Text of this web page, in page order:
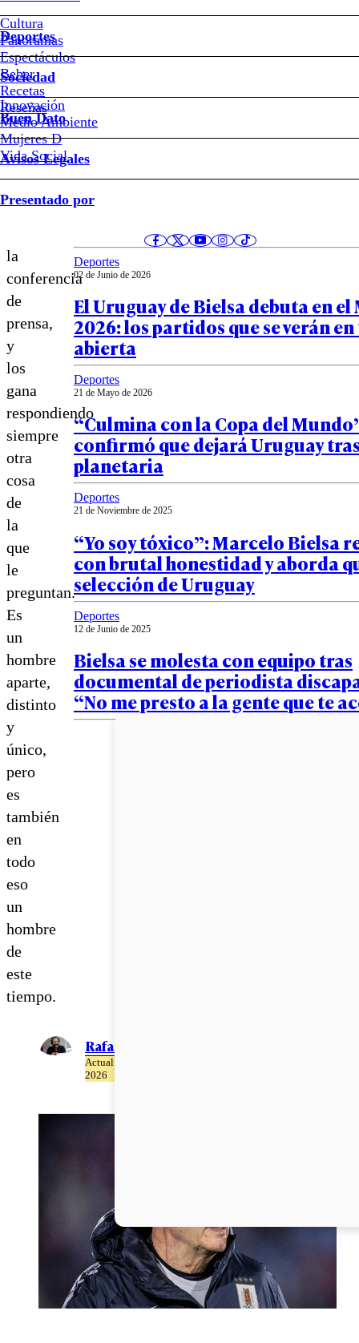
Cultura
Panoramas
Espectáculos
Beber
Recetas
Reseñas
Deportes
Sociedad
Innovación
Medio Ambiente
Mujeres D
Vida Social
Buen Dato
Avisos Legales
Presentado por
hombre
aparte
Bielsa
gana
partidos
la
conferencia
de
prensa,
y
los
gana
respondiendo
siempre
otra
cosa
de
la
que
le
preguntan.
Es
un
hombre
aparte,
distinto
y
único,
pero
es
también
en
todo
eso
un
hombre
de
este
tiempo.
Rafael Gumucio
Actualizado el 19 de Junio del
2026
Notas relacionadas
18 de Junio de 2026
Todos podemos ser Bielsa
Deportes
02 de Junio de 2026
El Uruguay de Bielsa debuta en
2026: los partidos que se verán
abierta
Deportes
21 de Mayo de 2026
“Culmina con la Copa del
confirmó que dejará Uruguay
planetaria
Deportes
21 de Noviembre de 2025
“Yo soy tóxico”: Marcelo Bielsa
con brutal honestidad y aborda
selección de Uruguay
Deportes
12 de Junio de 2025
Bielsa se molesta con equipo tras
documental de periodista
“No me presto a la gente que te